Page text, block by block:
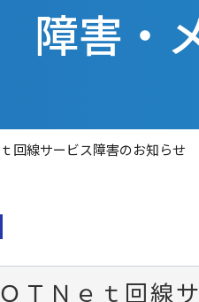
障害・
回線サービス障害のお知らせ
ＯＴＮｅｔ回線